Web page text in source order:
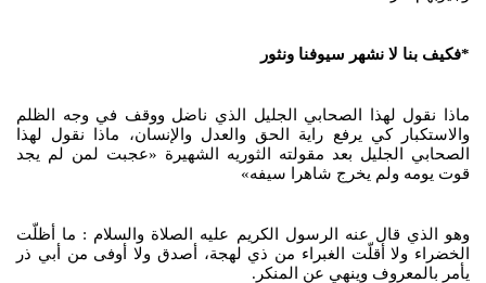
*فكيف بنا لا نشهر سيوفنا ونثور
ماذا نقول لهذا الصحابي الجليل الذي ناضل ووقف في وجه الظلم
والاستكبار كي يرفع راية الحق والعدل والإنسان، ماذا نقول لهذا
الصحابي الجليل بعد مقولته الثوريه الشهيرة «عجبت لمن لم يجد
قوت يومه ولم يخرج شاهرا سيفه»
وهو الذي قال عنه الرسول الكريم عليه الصلاة والسلام : ما أظلّت
الخضراء ولا أقلّت الغبراء من ذي لهجة، أصدق ولا أوفى من أبي ذر
يأمر بالمعروف وينهي عن المنكر.